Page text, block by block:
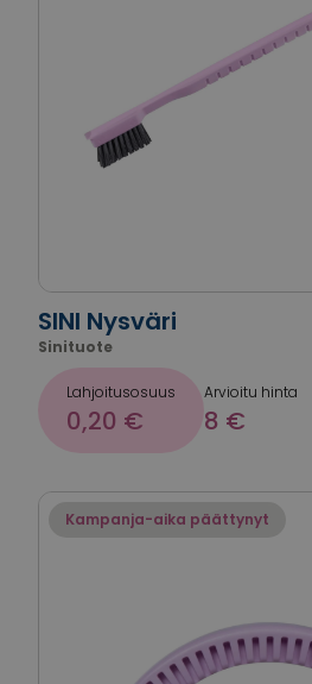
SINI Nysväri
Sinituote
Lahjoitusosuus
0,20 €
Arvioitu hinta
8 €
Kampanja-aika päättynyt